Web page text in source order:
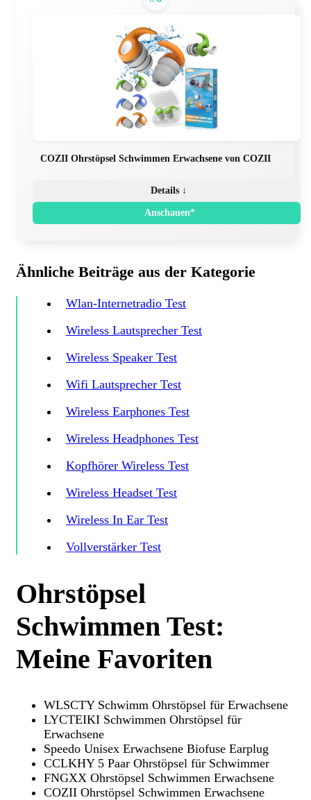
COZII Ohrstöpsel Schwimmen Erwachsene von COZII
Details ↓
Anschauen*
Ähnliche Beiträge aus der Kategorie
Wlan-Internetradio Test
Wireless Lautsprecher Test
Wireless Speaker Test
Wifi Lautsprecher Test
Wireless Earphones Test
Wireless Headphones Test
Kopfhörer Wireless Test
Wireless Headset Test
Wireless In Ear Test
Vollverstärker Test
Ohrstöpsel
Schwimmen Test:
Meine Favoriten
WLSCTY Schwimm Ohrstöpsel für Erwachsene
LYCTEIKI Schwimmen Ohrstöpsel für
Erwachsene
Speedo Unisex Erwachsene Biofuse Earplug
CCLKHY 5 Paar Ohrstöpsel für Schwimmer
FNGXX Ohrstöpsel Schwimmen Erwachsene
COZII Ohrstöpsel Schwimmen Erwachsene